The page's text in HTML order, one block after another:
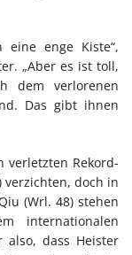
eine enge Kiste“,
„Aber es ist toll,
dem verlorenen
Das gibt ihnen
verletzten Rekord-
verzichten, doch in
(Wrl. 48) stehen
internationalen
also, dass Heister